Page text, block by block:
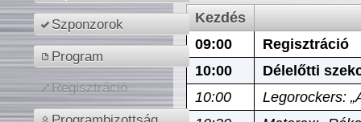
Szponzorok
Program
Regisztráció
Kezdés
09:00
Regisztráció
10:00
Délelőtti
10:00
Legorockers: